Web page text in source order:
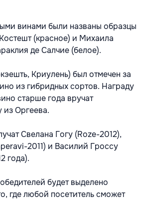
винами были названы образцы
(красное) и Михаила
де Салчие (белое).
Криулень) был отмечен за
из гибридных сортов. Награду
старше года вручат
из Оргеева.
Свелана Гогу (Roze-2012),
2011) и Василий Гроссу
года).
будет выделено
где любой посетитель сможет